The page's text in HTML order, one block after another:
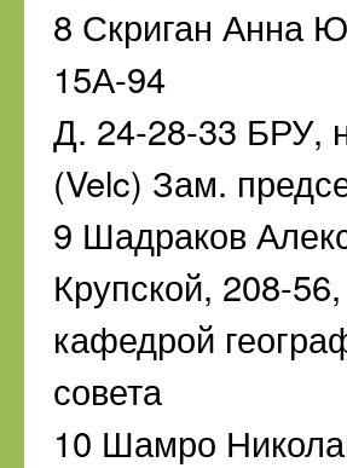
8 Скриган Анна
15А-94
Д. 24-28-33 БРУ,
(Velc) Зам.
9 Шадраков
Крупской, 208-
кафедрой
совета
10 Шамро